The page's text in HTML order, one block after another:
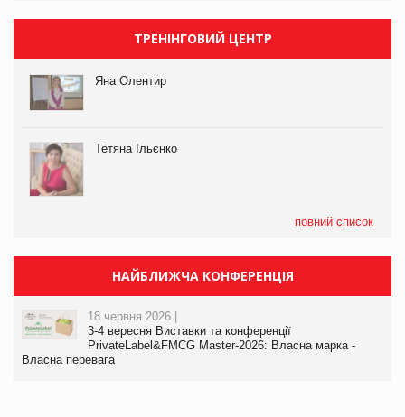
ТРЕНІНГОВИЙ ЦЕНТР
Яна Олентир
Тетяна Ільєнко
повний список
НАЙБЛИЖЧА КОНФЕРЕНЦІЯ
18 червня 2026 |
3-4 вересня Виставки та конференції
PrivateLabel&FMCG Master-2026: Власна марка -
Власна перевага